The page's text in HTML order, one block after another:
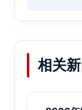
相关